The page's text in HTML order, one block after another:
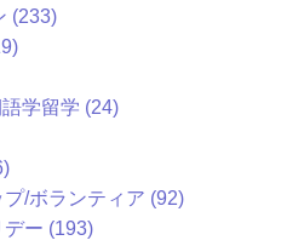
(233)
学留学 (24)
/ボランティア (92)
ー (193)